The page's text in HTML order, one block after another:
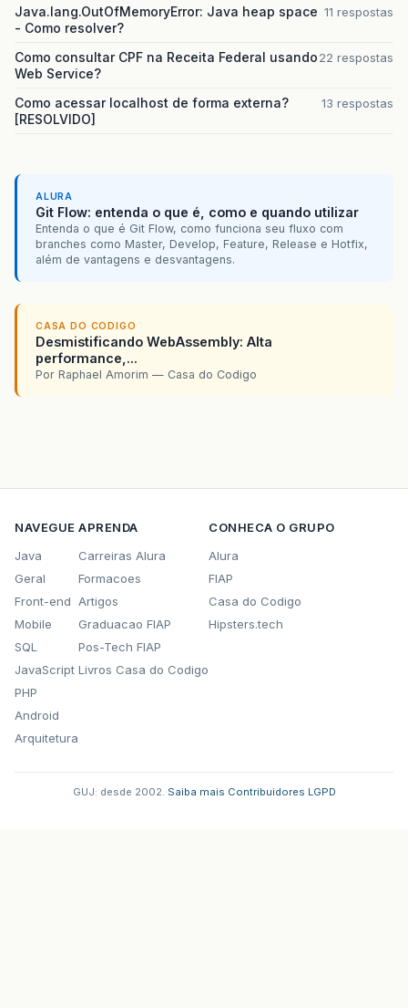
Java.lang.OutOfMemoryError: Java heap space
- Como resolver?
11 respostas
Como consultar CPF na Receita Federal usando
Web Service?
22 respostas
Como acessar localhost de forma externa?
[RESOLVIDO]
13 respostas
ALURA
Git Flow: entenda o que é, como e quando utilizar
Entenda o que é Git Flow, como funciona seu fluxo com
branches como Master, Develop, Feature, Release e Hotfix,
além de vantagens e desvantagens.
CASA DO CODIGO
Desmistificando WebAssembly: Alta
performance,...
Por Raphael Amorim — Casa do Codigo
NAVEGUE
Java
Geral
Front-end
Mobile
SQL
JavaScript
PHP
Android
Arquitetura
APRENDA
Carreiras Alura
Formacoes
Artigos
Graduacao FIAP
Pos-Tech FIAP
Livros Casa do Codigo
CONHECA O GRUPO
Alura
FIAP
Casa do Codigo
Hipsters.tech
GUJ: desde 2002. Saiba mais Contribuidores LGPD